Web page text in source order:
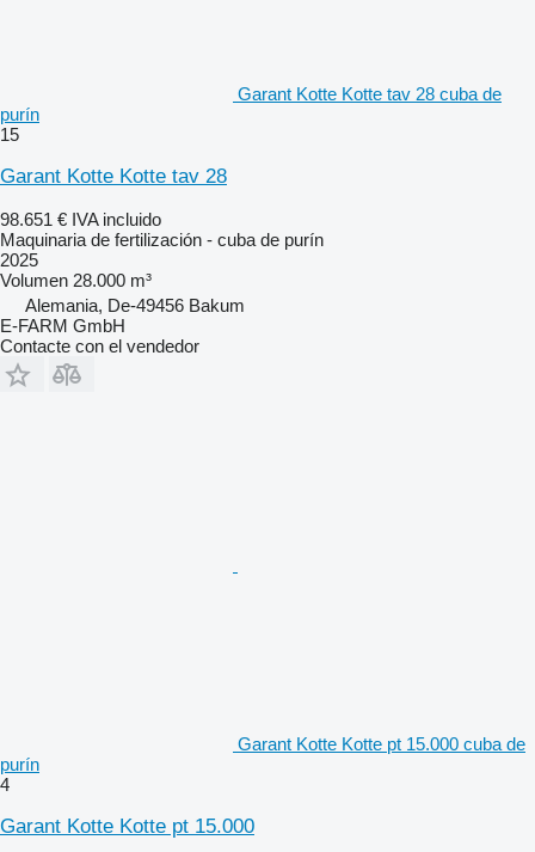
Garant Kotte Kotte tav 28 cuba de
purín
15
Garant Kotte Kotte tav 28
98.651 € IVA incluido
Maquinaria de fertilización - cuba de purín
2025
Volumen 28.000 m³
Alemania, De-49456 Bakum
E-FARM GmbH
Contacte con el vendedor
Garant Kotte Kotte pt 15.000 cuba de
purín
4
Garant Kotte Kotte pt 15.000